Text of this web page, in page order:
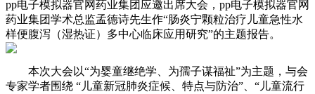
pp电子模拟器官网药业集团应邀出席大会，pp电子模拟器官网
药业集团学术总监孟德诗先生作“肠炎宁颗粒治疗儿童急性水
样便腹泻（湿热证）多中心临床应用研究”的主题报告。
本次大会以“为婴童继绝学、为孺子谋福祉”为主题，与会
专家学者围绕 “儿童新冠肺炎症候、特点与防治”、“儿童流行